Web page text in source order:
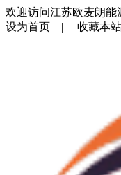
欢迎访问江苏欧麦朗能
设为首页 | 收藏本站